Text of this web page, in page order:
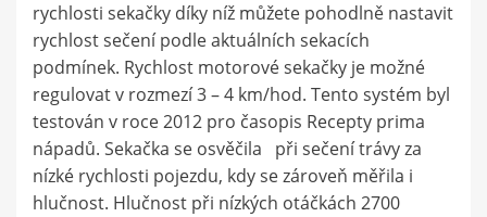
rychlosti sekačky díky níž můžete pohodlně nastavit
rychlost sečení podle aktuálních sekacích
podmínek. Rychlost motorové sekačky je možné
regulovat v rozmezí 3 – 4 km/hod. Tento systém byl
testován v roce 2012 pro časopis Recepty prima
nápadů. Sekačka se osvěčila při sečení trávy za
nízké rychlosti pojezdu, kdy se zároveň měřila i
hlučnost. Hlučnost při nízkých otáčkách 2700